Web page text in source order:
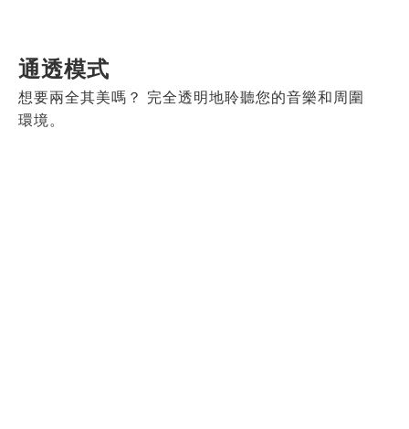
通透模式
想要兩全其美嗎？ 完全透明地聆聽您的音樂和周圍
環境。